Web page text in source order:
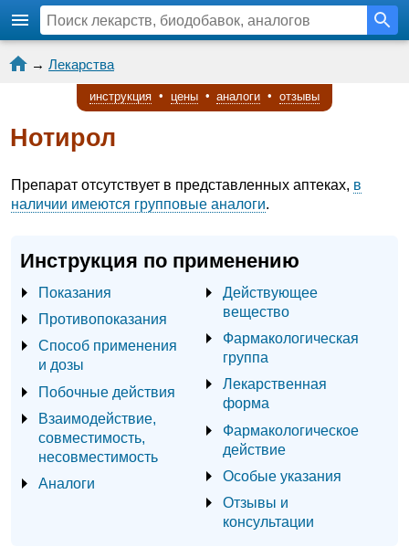
→ Лекарства
инструкция • цены • аналоги • отзывы
Нотирол
Препарат отсутствует в представленных аптеках, в
наличии имеются групповые аналоги.
Инструкция по применению
Показания
Противопоказания
Способ применения
и дозы
Побочные действия
Взаимодействие,
совместимость,
несовместимость
Аналоги
Действующее
вещество
Фармакологическая
группа
Лекарственная
форма
Фармакологическое
действие
Особые указания
Отзывы и
консультации